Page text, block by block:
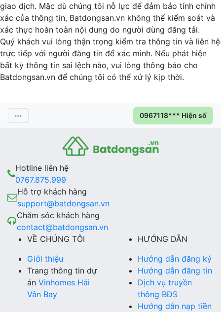
giao dịch. Mặc dù chúng tôi nỗ lực để đảm bảo tính chính
xác của thông tin, Batdongsan.vn không thể kiểm soát và
xác thực hoàn toàn nội dung do người dùng đăng tải.
Quý khách vui lòng thận trọng kiểm tra thông tin và liên hệ
trực tiếp với người đăng tin để xác minh. Nếu phát hiện
bất kỳ thông tin sai lệch nào, vui lòng thông báo cho
Batdongsan.vn để chúng tôi có thể xử lý kịp thời.
0967118*** Hiện số
Hotline liên hệ
0767.875.999
Hỗ trợ khách hàng
support@batdongsan.vn
Chăm sóc khách hàng
contact@batdongsan.vn
VỀ CHÚNG TÔI
Giới thiệu
Trang thông tin dự
án Vinhomes Hải
Vân Bay
HƯỚNG DẪN
Hướng dẫn đăng ký
Hướng dẫn đăng tin
Dịch vụ truyền
thông BĐS
Hướng dẫn nạp tiền